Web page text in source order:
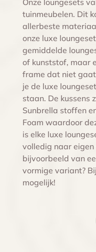
tuinmeubelen. Dit
allerbeste
onze luxe
gemiddelde
of kunststof, maar
frame dat niet
je de luxe
staan. De kussens
Sunbrella stoffen
Foam waardoor
is elke luxe
volledig naar
bijvoorbeeld van
vormige variant?
mogelijk!